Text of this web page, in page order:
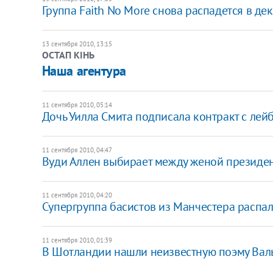
Группа Faith No More снова распадется в
13 сентября 2010, 13:15
ОСТАП КІНЬ
Наша агентура
11 сентября 2010, 05:14
Дочь Уилла Смита подписала контракт с
11 сентября 2010, 04:47
​Вуди Аллен выбирает между женой
11 сентября 2010, 04:20
Супергруппа басистов из Манчестера
11 сентября 2010, 01:39
​В Шотландии нашли неизвестную поэму